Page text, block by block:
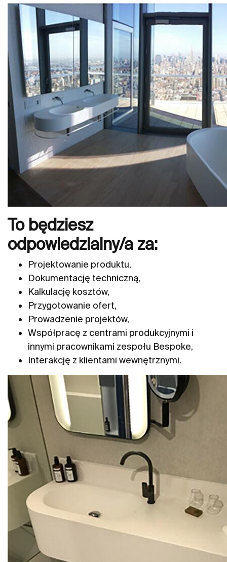
To będziesz
odpowiedzialny/a za:
Projektowanie produktu,
Dokumentację techniczną,
Kalkulację kosztów,
Przygotowanie ofert,
Prowadzenie projektów,
Współpracę z centrami produkcyjnymi i
innymi pracownikami zespołu Bespoke,
Interakcję z klientami wewnętrznymi.